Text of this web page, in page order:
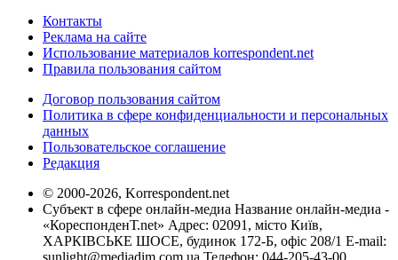
Контакты
Реклама на сайте
Использование материалов korrespondent.net
Правила пользования сайтом
Договор пользования сайтом
Политика в сфере конфиденциальности и персональных
данных
Пользовательское соглашение
Редакция
© 2000-2026, Korrespondent.net
Субъект в сфере онлайн-медиа Название онлайн-медиа -
«КореспонденТ.net» Адрес: 02091, місто Київ,
ХАРКІВСЬКЕ ШОСЕ, будинок 172-Б, офіс 208/1 E-mail: